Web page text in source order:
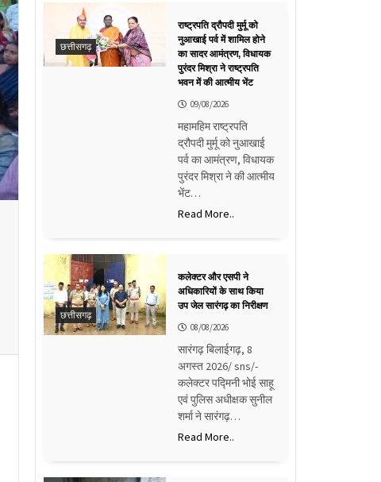
छत्तीसगढ़
राष्ट्रपति द्रौपदी मुर्मू को
नुआखाई पर्व में शामिल होने
का सादर आमंत्रण, विधायक
पुरंदर मिश्रा ने राष्ट्रपति
भवन में की आत्मीय भेंट
09/08/2026
महामहिम राष्ट्रपति
द्रौपदी मुर्मू को नुआखाई
पर्व का आमंत्रण, विधायक
पुरंदर मिश्रा ने की आत्मीय
भेंट…
Read More..
छत्तीसगढ़
कलेक्टर और एसपी ने
अधिकारियों के साथ किया
उप जेल सारंगढ़ का निरीक्षण
08/08/2026
सारंगढ़ बिलाईगढ़, 8
अगस्त 2026/ sns/-
कलेक्टर पद्मिनी भोई साहू
एवं पुलिस अधीक्षक सुनील
शर्मा ने सारंगढ़…
Read More..